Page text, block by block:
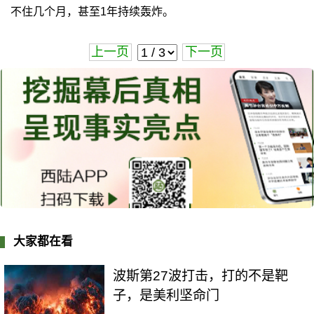
不住几个月，甚至1年持续轰炸。
上一页 下一页
大家都在看
波斯第27波打击，打的不是靶
子，是美利坚命门